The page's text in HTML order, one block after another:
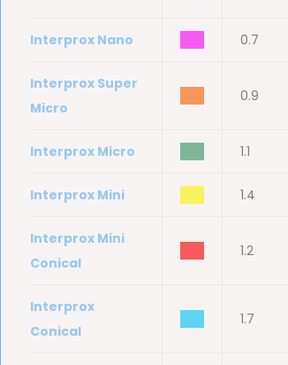
Interprox Nano 0.7
Interprox Super
Micro
0.9
Interprox Micro 1.1
Interprox Mini 1.4
Interprox Mini
Conical
1.2
Interprox
Conical
1.7